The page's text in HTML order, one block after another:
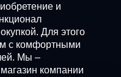
и
Для этого
с комфортными
Мы –
компании